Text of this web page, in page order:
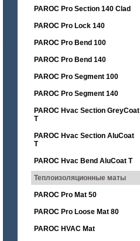
PAROC Pro Section 140 Clad
PAROC Pro Lock 140
PAROC Pro Bend 100
PAROC Pro Bend 140
PAROC Pro Segment 100
PAROC Pro Segment 140
PAROC Hvac Section GreyCoat
T
PAROC Hvac Section AluCoat
T
PAROC Hvac Bend AluCoat T
Теплоизоляционные маты
PAROC Pro Mat 50
PAROC Pro Loose Mat 80
PAROC HVAC Mat